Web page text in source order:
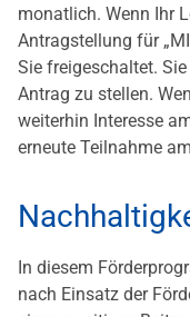
monatlich. Wenn Ihr
Antragstellung für
Sie freigeschaltet.
Antrag zu stellen.
weiterhin Interesse
erneute Teilnahme
In diesem
nach Einsatz der